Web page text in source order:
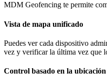
MDM Geofencing te permite
Vista de mapa unificado
Puedes ver cada dispositivo
vez y verificar la última vez que
Control basado en la ubicación